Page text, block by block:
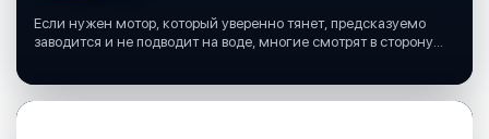
Если нужен мотор, который уверенно тянет, предсказуемо
заводится и не подводит на воде, многие смотрят в сторону